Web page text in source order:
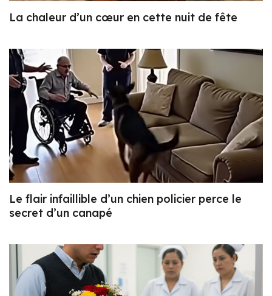
La chaleur d’un cœur en cette nuit de fête
Le flair infaillible d’un chien policier perce le
secret d’un canapé